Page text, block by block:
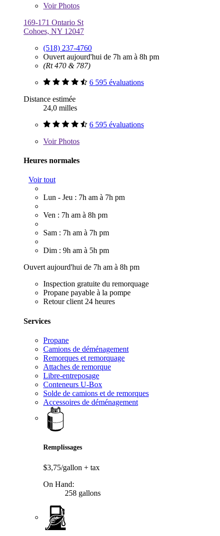
VoirPhotos
169-171 Ontario St
Cohoes, NY 12047
(518) 237-4760
Ouvert aujourd'hui de 7h am à 8h pm
(Rt 470 & 787)
6 595 évaluations
Distance estimée
24,0 milles
6 595 évaluations
VoirPhotos
Heures normales
Voir tout
Lun - Jeu : 7h am à 7h pm
Ven : 7h am à 8h pm
Sam : 7h am à 7h pm
Dim : 9h am à 5h pm
Ouvert aujourd'hui de 7h am à 8h pm
Inspection gratuite du remorquage
Propane payable à la pompe
Retour client 24 heures
Services
Propane
Camions de déménagement
Remorques et remorquage
Attaches de remorque
Libre-entreposage
Conteneurs U-Box
Solde de camions et de remorques
Accessoires de déménagement
Remplissages
$3,75/gallon + tax
On Hand:
258 gallons